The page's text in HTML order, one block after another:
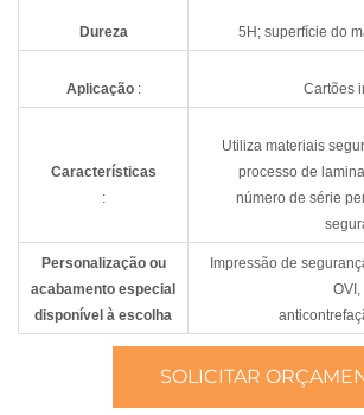
Dureza 5H; superfície do
Aplicação : Cartões
Características
:
Utiliza materiais
processo de
número de série
Personalização ou
acabamento especial
disponível à escolha
Impressão de
SOLICITAR